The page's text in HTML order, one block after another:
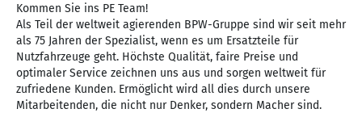
Kommen Sie ins PE Team!
Als Teil der weltweit agierenden BPW-Gruppe sind wir seit mehr
als 75 Jahren der Spezialist, wenn es um Ersatzteile für
Nutzfahrzeuge geht. Höchste Qualität, faire Preise und
optimaler Service zeichnen uns aus und sorgen weltweit für
zufriedene Kunden. Ermöglicht wird all dies durch unsere
Mitarbeitenden, die nicht nur Denker, sondern Macher sind.